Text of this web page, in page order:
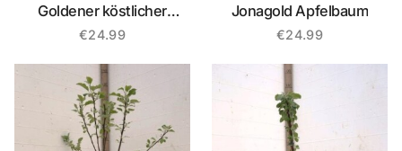
Goldener köstlicher
Apfelbaum
€24.99
Jonagold Apfelbaum
€24.99